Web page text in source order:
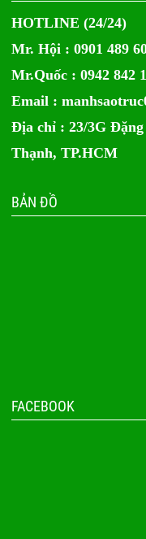
HOTLINE (24/24)
Mr. Hội : 0901 489
Mr.Quốc : 0942 842
Email :
Địa chỉ : 23/3G
Thạnh, TP.HCM
BẢN ĐỒ
FACEBOOK